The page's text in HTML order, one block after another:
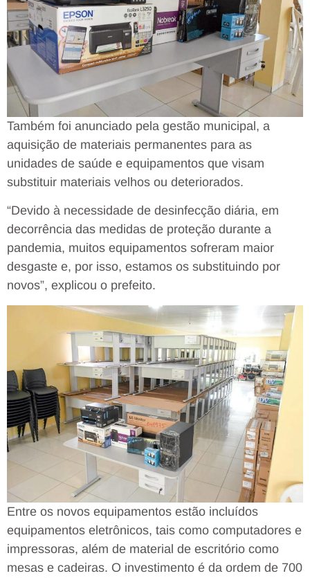
Também foi anunciado pela gestão municipal, a
aquisição de materiais permanentes para as
unidades de saúde e equipamentos que visam
substituir materiais velhos ou deteriorados.
“Devido à necessidade de desinfecção diária, em
decorrência das medidas de proteção durante a
pandemia, muitos equipamentos sofreram maior
desgaste e, por isso, estamos os substituindo por
novos”, explicou o prefeito.
Entre os novos equipamentos estão incluídos
equipamentos eletrônicos, tais como computadores e
impressoras, além de material de escritório como
mesas e cadeiras. O investimento é da ordem de 700